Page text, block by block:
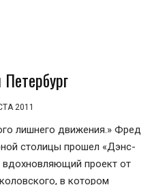
2011
лишнего движения.» Фред
столицы прошел «Дэнс-
вдохновляющий проект от
в котором